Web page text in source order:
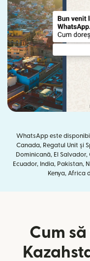
WhatsApp este
Canada, Regatul Unit și
Dominicană, El
Ecuador, India, Pakistan,
Kenya, Africa
Cum